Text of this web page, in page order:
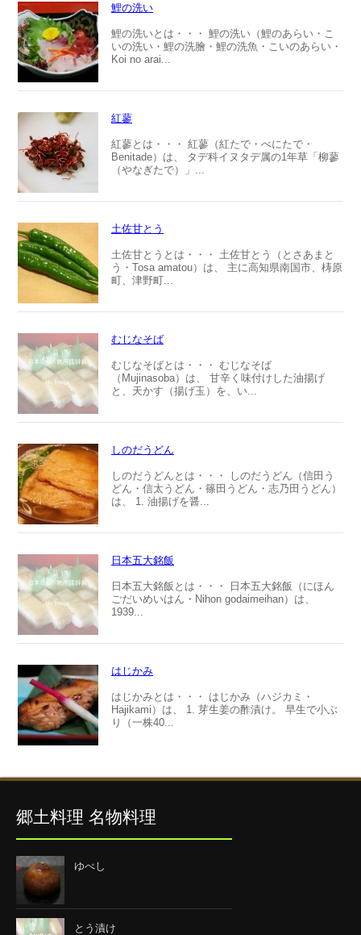
鯉の洗い
鯉の洗いとは・・・ 鯉の洗い（鯉のあらい・こ
いの洗い・鯉の洗膾・鯉の洗魚・こいのあらい・
Koi no arai...
紅蓼
紅蓼とは・・・ 紅蓼（紅たで・べにたで・
Benitade）は、 タデ科イヌタデ属の1年草「柳蓼
（やなぎたで）」...
土佐甘とう
土佐甘とうとは・・・ 土佐甘とう（とさあまと
う・Tosa amatou）は、 主に高知県南国市、梼原
町、津野町...
むじなそば
むじなそばとは・・・ むじなそば
（Mujinasoba）は、 甘辛く味付けした油揚げ
と、天かす（揚げ玉）を、い...
しのだうどん
しのだうどんとは・・・ しのだうどん（信田う
どん・信太うどん・篠田うどん・志乃田うどん）
は、 1. 油揚げを醤...
日本五大銘飯
日本五大銘飯とは・・・ 日本五大銘飯（にほん
ごだいめいはん・Nihon godaimeihan）は、
1939...
はじかみ
はじかみとは・・・ はじかみ（ハジカミ・
Hajikami）は、 1. 芽生姜の酢漬け。 早生で小ぶ
り（一株40...
郷土料理 名物料理
ゆべし
とう漬け